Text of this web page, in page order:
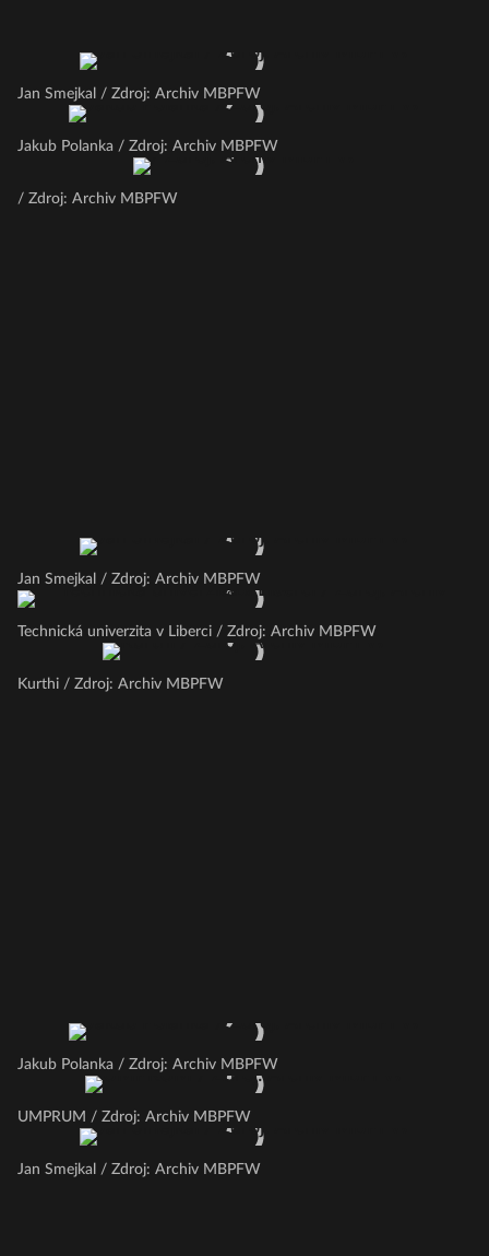
Jan Smejkal / Zdroj: Archiv MBPFW
Jakub Polanka / Zdroj: Archiv MBPFW
/ Zdroj: Archiv MBPFW
Jan Smejkal / Zdroj: Archiv MBPFW
Technická univerzita v Liberci / Zdroj: Archiv MBPFW
Kurthi / Zdroj: Archiv MBPFW
Jakub Polanka / Zdroj: Archiv MBPFW
UMPRUM / Zdroj: Archiv MBPFW
Jan Smejkal / Zdroj: Archiv MBPFW